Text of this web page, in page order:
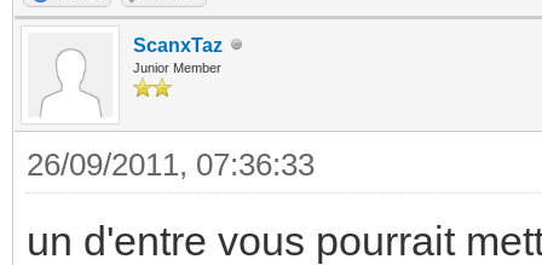
ScanxTaz
Junior Member
26/09/2011, 07:36:33
un d'entre vous pourrait